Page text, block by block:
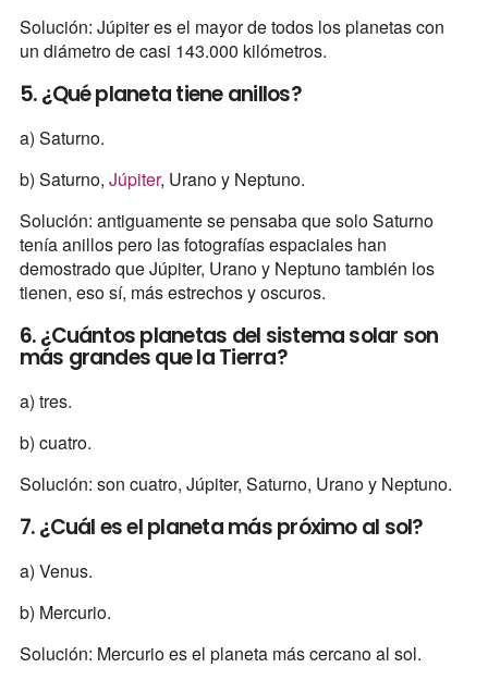
Solución: Júpiter es el mayor de todos los planetas con
un diámetro de casi 143.000 kilómetros.
5. ¿Qué planeta tiene anillos?
a) Saturno.
b) Saturno, Júpiter, Urano y Neptuno.
Solución: antiguamente se pensaba que solo Saturno
tenía anillos pero las fotografías espaciales han
demostrado que Júpiter, Urano y Neptuno también los
tienen, eso sí, más estrechos y oscuros.
6. ¿Cuántos planetas del sistema solar son
más grandes que la Tierra?
a) tres.
b) cuatro.
Solución: son cuatro, Júpiter, Saturno, Urano y Neptuno.
7. ¿Cuál es el planeta más próximo al sol?
a) Venus.
b) Mercurio.
Solución: Mercurio es el planeta más cercano al sol.